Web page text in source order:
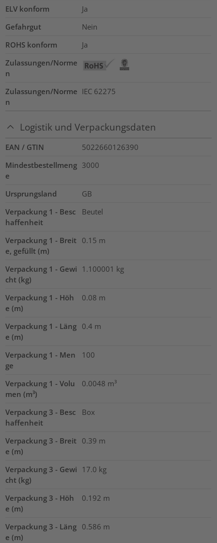
ELV konform
Ja
Gefahrgut
Nein
ROHS konform
Ja
Zulassungen/Norme
n
Zulassungen/Norme
n
IEC 62275
Logistik und Verpackungsdaten
EAN / GTIN
5022660126390
Mindestbestellmeng
e
3000
Ursprungsland
GB
Verpackung 1 - Besc
haffenheit
Beutel
Verpackung 1 - Breit
e, gefüllt (m)
0.15 m
Verpackung 1 - Gewi
cht (kg)
1.100001 kg
Verpackung 1 - Höh
e (m)
0.08 m
Verpackung 1 - Läng
e (m)
0.4 m
Verpackung 1 - Men
ge
100
Verpackung 1 - Volu
men (m³)
0.0048 m³
Verpackung 3 - Besc
haffenheit
Box
Verpackung 3 - Breit
e (m)
0.39 m
Verpackung 3 - Gewi
cht (kg)
17.0 kg
Verpackung 3 - Höh
e (m)
0.192 m
Verpackung 3 - Läng
e (m)
0.586 m